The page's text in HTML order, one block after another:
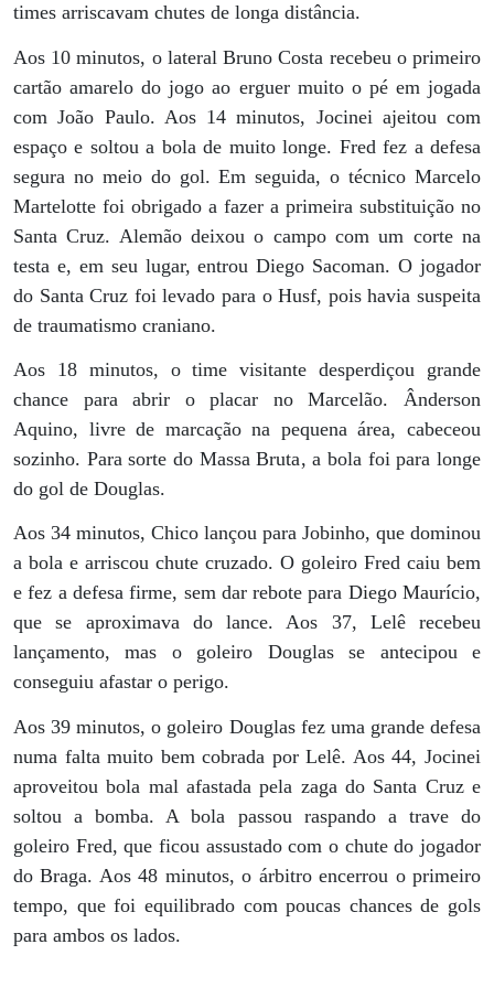
times arriscavam chutes de longa distância.
Aos 10 minutos, o lateral Bruno Costa recebeu o primeiro
cartão amarelo do jogo ao erguer muito o pé em jogada
com João Paulo. Aos 14 minutos, Jocinei ajeitou com
espaço e soltou a bola de muito longe. Fred fez a defesa
segura no meio do gol. Em seguida, o técnico Marcelo
Martelotte foi obrigado a fazer a primeira substituição no
Santa Cruz. Alemão deixou o campo com um corte na
testa e, em seu lugar, entrou Diego Sacoman. O jogador
do Santa Cruz foi levado para o Husf, pois havia suspeita
de traumatismo craniano.
Aos 18 minutos, o time visitante desperdiçou grande
chance para abrir o placar no Marcelão. Ânderson
Aquino, livre de marcação na pequena área, cabeceou
sozinho. Para sorte do Massa Bruta, a bola foi para longe
do gol de Douglas.
Aos 34 minutos, Chico lançou para Jobinho, que dominou
a bola e arriscou chute cruzado. O goleiro Fred caiu bem
e fez a defesa firme, sem dar rebote para Diego Maurício,
que se aproximava do lance. Aos 37, Lelê recebeu
lançamento, mas o goleiro Douglas se antecipou e
conseguiu afastar o perigo.
Aos 39 minutos, o goleiro Douglas fez uma grande defesa
numa falta muito bem cobrada por Lelê. Aos 44, Jocinei
aproveitou bola mal afastada pela zaga do Santa Cruz e
soltou a bomba. A bola passou raspando a trave do
goleiro Fred, que ficou assustado com o chute do jogador
do Braga. Aos 48 minutos, o árbitro encerrou o primeiro
tempo, que foi equilibrado com poucas chances de gols
para ambos os lados.